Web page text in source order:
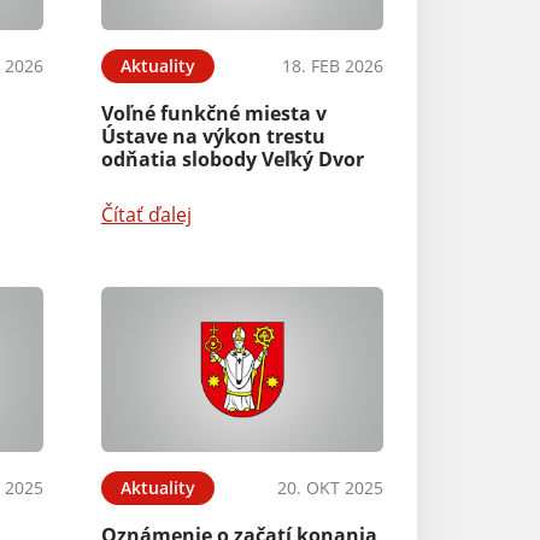
2026 Aktuality 18. FEB 2026
Voľné funkčné miesta v
Ústave na výkon trestu
odňatia slobody Veľký Dvor
Čítať ďalej
2025 Aktuality 20. OKT 2025